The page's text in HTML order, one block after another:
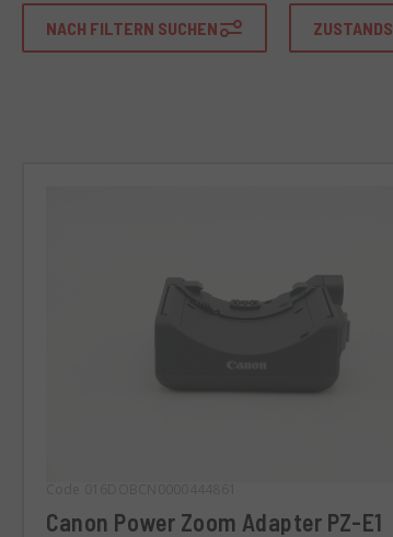
NACH FILTERN SUCHEN
Canon Power Zoom Adapter PZ-E1